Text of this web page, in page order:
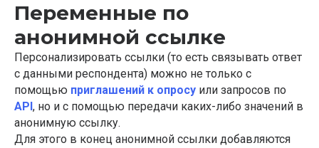
Переменные по
анонимной ссылке
Персонализировать ссылки (то есть связывать ответ
с данными респондента) можно не только с
помощью приглашений к опросу или запросов по
API, но и с помощью передачи каких-либо значений в
анонимную ссылку.
Для этого в конец анонимной ссылки добавляются